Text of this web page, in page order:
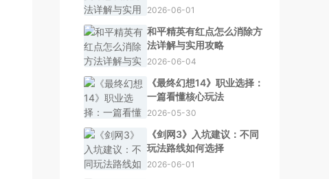
2026-06-01
和平精英有红点怎么消除方
法详解与实用攻略
2026-06-04
《最终幻想14》职业选择：
一篇看懂核心玩法
2026-05-30
《剑网3》入坑建议：不同
玩法路线如何选择
2026-06-01